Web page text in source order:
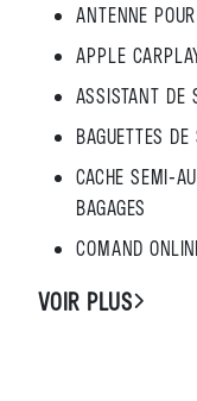
ANTENNE
APPLE
ASSISTANT DE
BAGUETTES
CACHE SEMI-
BAGAGES
COMAND
VOIR PLUS